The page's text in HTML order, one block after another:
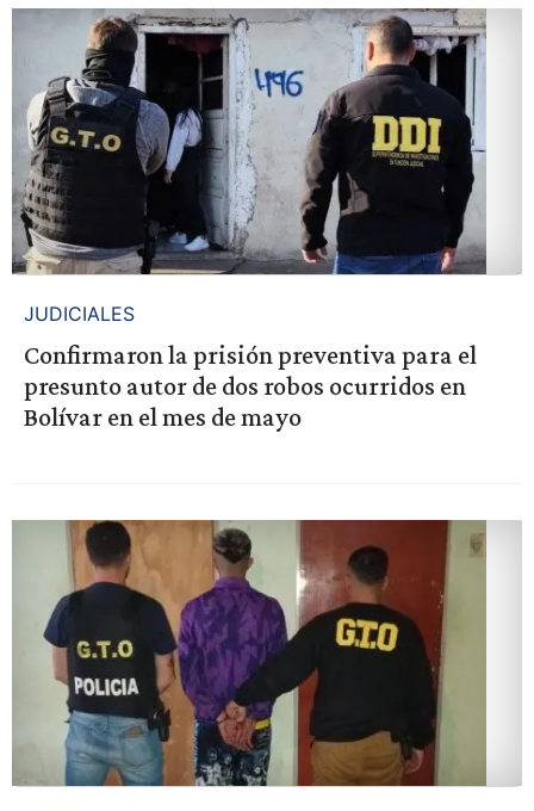
JUDICIALES
Confirmaron la prisión preventiva para el
presunto autor de dos robos ocurridos en
Bolívar en el mes de mayo